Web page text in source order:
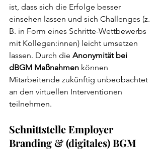
ist, dass sich die Erfolge besser
einsehen lassen und sich Challenges (z.
B. in Form eines Schritte-Wettbewerbs
mit Kollegen:innen) leicht umsetzen
lassen. Durch die Anonymität bei
dBGM Maßnahmen können
Mitarbeitende zukünftig unbeobachtet
an den virtuellen Interventionen
teilnehmen.
Schnittstelle Employer
Branding & (digitales) BGM